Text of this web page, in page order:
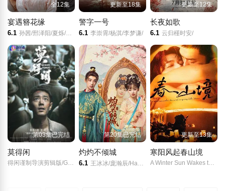
全12集
宴遇簪花缘
6.1 孙茜/邢泽阳/夏烁/郭若涵/谢雷/
更新至18集
警字一号
6.1 李崇霄/杨淇/李梦谦/
更新至12集
长夜如歌
6.1 云归槿时安/
第03集已完结
莫得闲
得闲谨制导演剪辑版/Gezhi Town/
第20集已完结
灼灼不倾城
6.1 王冰冰/庞瀚辰/Hanchen/Pang/林思意/成方旭/朱宏嘉/郭甲醛/奥黛丽厚本/傅迦/
更新至13集
寒阳风起春山境
A Winter Sun Wakes the Wind in Spring Hill/